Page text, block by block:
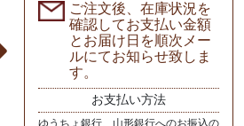
ご注文後、在庫状況を
確認してお支払い金額
とお届け日を順次メー
ルにてお知らせ致しま
す。
お支払い方法
ゆうちょ銀行、山形銀行へのお振込の